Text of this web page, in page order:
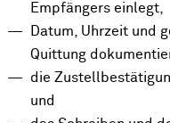
Empfängers einlegt,
Datum, Uhrzeit und
Quittung
die
und